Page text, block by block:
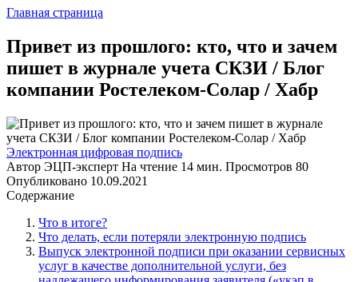
Главная страница
Привет из прошлого: кто, что и зачем
пишет в журнале учета СКЗИ / Блог
компании Ростелеком-Солар / Хабр
Электронная цифровая подпись
Автор ЭЦП-эксперт На чтение 14 мин. Просмотров 80
Опубликовано 10.09.2021
Содержание
Что в итоге?
Что делать, если потеряли электронную подпись
Выпуск электронной подписи при оказании сервисных
услуг в качестве дополнительной услуги, без